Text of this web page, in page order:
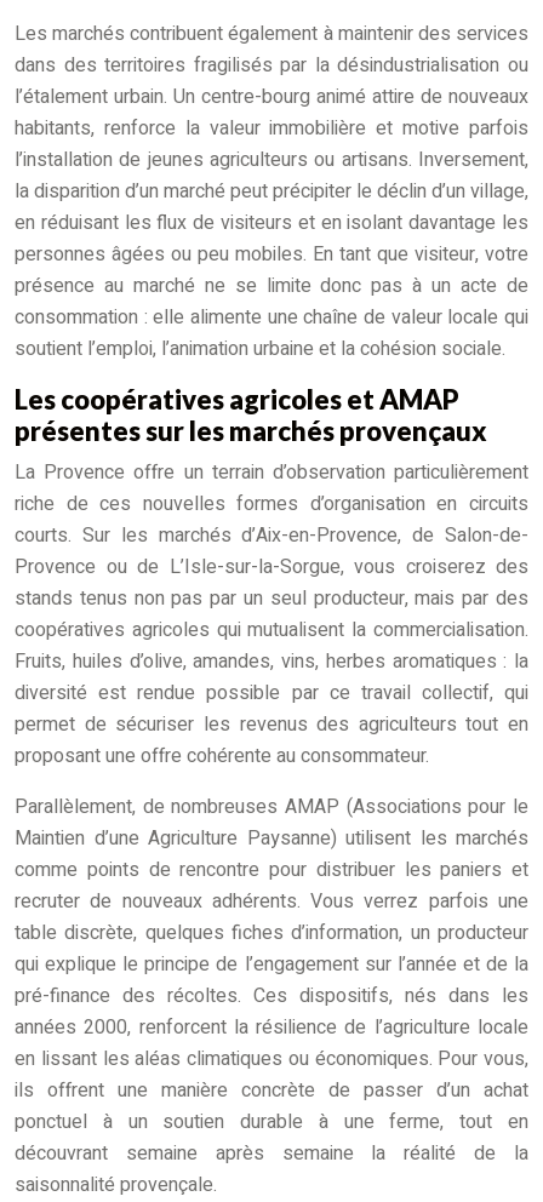
Les marchés contribuent également à maintenir des services
dans des territoires fragilisés par la désindustrialisation ou
l’étalement urbain. Un centre-bourg animé attire de nouveaux
habitants, renforce la valeur immobilière et motive parfois
l’installation de jeunes agriculteurs ou artisans. Inversement,
la disparition d’un marché peut précipiter le déclin d’un village,
en réduisant les flux de visiteurs et en isolant davantage les
personnes âgées ou peu mobiles. En tant que visiteur, votre
présence au marché ne se limite donc pas à un acte de
consommation : elle alimente une chaîne de valeur locale qui
soutient l’emploi, l’animation urbaine et la cohésion sociale.
Les coopératives agricoles et AMAP
présentes sur les marchés provençaux
La Provence offre un terrain d’observation particulièrement
riche de ces nouvelles formes d’organisation en circuits
courts. Sur les marchés d’Aix-en-Provence, de Salon-de-
Provence ou de L’Isle-sur-la-Sorgue, vous croiserez des
stands tenus non pas par un seul producteur, mais par des
coopératives agricoles qui mutualisent la commercialisation.
Fruits, huiles d’olive, amandes, vins, herbes aromatiques : la
diversité est rendue possible par ce travail collectif, qui
permet de sécuriser les revenus des agriculteurs tout en
proposant une offre cohérente au consommateur.
Parallèlement, de nombreuses AMAP (Associations pour le
Maintien d’une Agriculture Paysanne) utilisent les marchés
comme points de rencontre pour distribuer les paniers et
recruter de nouveaux adhérents. Vous verrez parfois une
table discrète, quelques fiches d’information, un producteur
qui explique le principe de l’engagement sur l’année et de la
pré-finance des récoltes. Ces dispositifs, nés dans les
années 2000, renforcent la résilience de l’agriculture locale
en lissant les aléas climatiques ou économiques. Pour vous,
ils offrent une manière concrète de passer d’un achat
ponctuel à un soutien durable à une ferme, tout en
découvrant semaine après semaine la réalité de la
saisonnalité provençale.